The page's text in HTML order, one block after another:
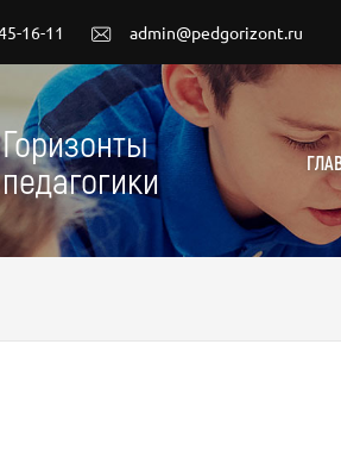
16-11 admin@pedgorizont.ru
Горизонты
педагогики